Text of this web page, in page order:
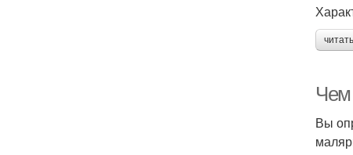
Чем
Вы